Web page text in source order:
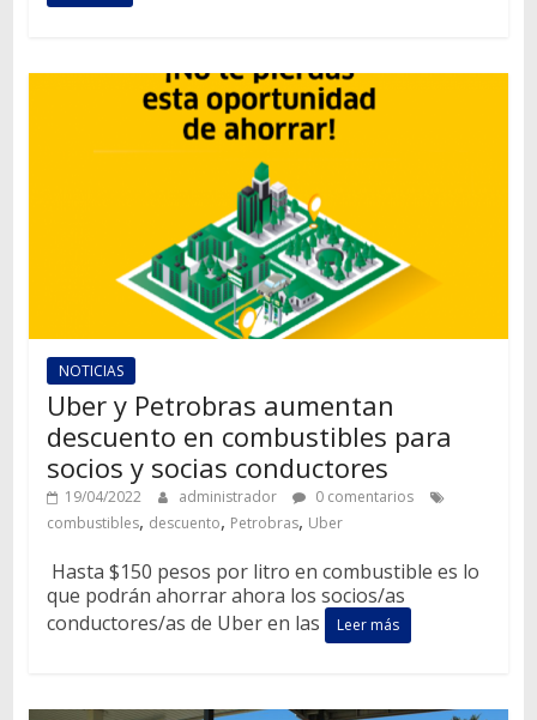
NOTICIAS
Uber y Petrobras aumentan
descuento en combustibles para
socios y socias conductores
19/04/2022 administrador
0 comentarios
combustibles, descuento, Petrobras, Uber
Hasta $150 pesos por litro en combustible es lo
que podrán ahorrar ahora los socios/as
conductores/as de Uber en las
Leer más